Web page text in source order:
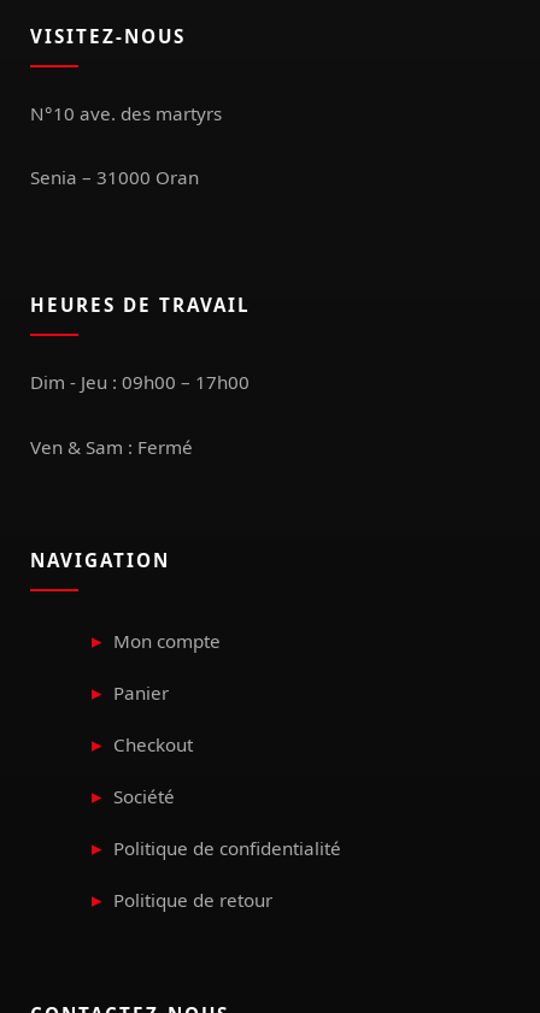
VISITEZ-NOUS
N°10 ave. des martyrs
Senia – 31000 Oran
HEURES DE TRAVAIL
Dim - Jeu : 09h00 – 17h00
Ven & Sam : Fermé
NAVIGATION
Mon compte
Panier
Checkout
Société
Politique de confidentialité
Politique de retour